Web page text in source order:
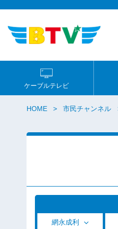
ケーブルテレビ
HOME 市民チャンネル
網永成利